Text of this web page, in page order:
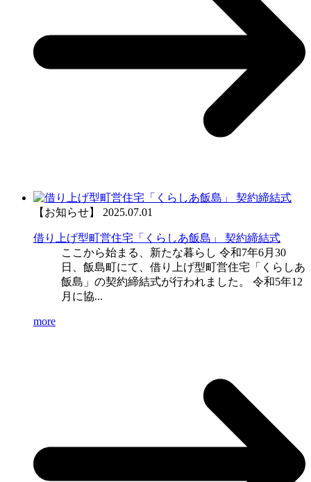
【お知らせ】 2025.07.01
借り上げ型町営住宅「くらしあ飯島」 契約締結式
ここから始まる、新たな暮らし 令和7年6月30
日、飯島町にて、借り上げ型町営住宅「くらしあ
飯島」の契約締結式が行われました。 令和5年12
月に協...
more